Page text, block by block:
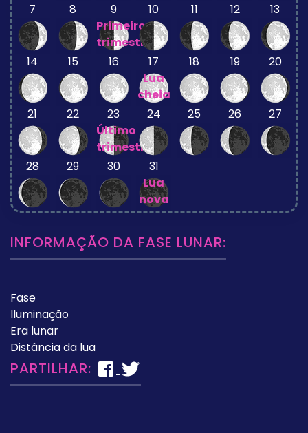
7 8
9
Primeiro
trimestre
10 11 12 13
14 15 16
17
Lua
cheia
18 19 20
21 22
23
Último
trimestre
24 25 26 27
28 29 30
31
Lua
nova
INFORMAÇÃO DA FASE LUNAR:
Fase
Iluminação
Era lunar
Distância da lua
PARTILHAR: